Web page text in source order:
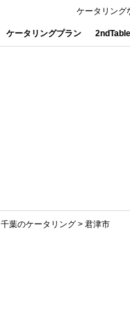
ケータリング
ケータリングプラン
千葉のケータリング > 君津市